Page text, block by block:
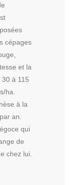
cépages
et la
à 115
ha.
à la
an.
qui
de
chez lui.